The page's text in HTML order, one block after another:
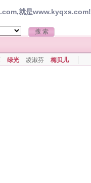
.com,就是www.kyqxs.com!
绿光 凌淑芬 梅贝儿